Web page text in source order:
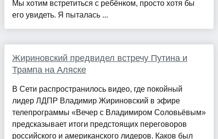
Мы хотим встретиться с ребёнком, просто хотя бы
его увидеть. Я пыталась ...
Жириновский предвидел встречу Путина и
Трампа на Аляске
В Сети распространилось видео, где покойный
лидер ЛДПР Владимир Жириновский в эфире
телепрограммы «Вечер с Владимиром Соловьёвым»
предсказывает итоги предстоящих переговоров
российского и американского лидеров. Каков был